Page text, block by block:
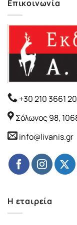
Επικοινωνία
+30 210 3661
Σόλωνος 98,
info@livanis.gr
Η εταιρεία